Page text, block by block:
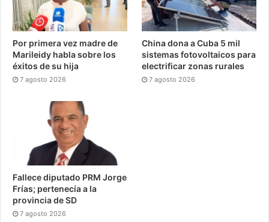
Por primera vez madre de
Marileidy habla sobre los
éxitos de su hija
7 agosto 2026
China dona a Cuba 5 mil
sistemas fotovoltaicos para
electrificar zonas rurales
7 agosto 2026
Fallece diputado PRM Jorge
Frías; pertenecía a la
provincia de SD
7 agosto 2026